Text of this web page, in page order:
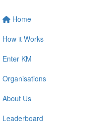
Home
How it Works
Enter KM
Organisations
About Us
Leaderboard